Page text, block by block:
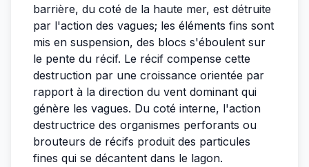
barrière, du coté de la haute mer, est détruite
par l'action des vagues; les éléments fins sont
mis en suspension, des blocs s'éboulent sur
le pente du récif. Le récif compense cette
destruction par une croissance orientée par
rapport à la direction du vent dominant qui
génère les vagues. Du coté interne, l'action
destructrice des organismes perforants ou
brouteurs de récifs produit des particules
fines qui se décantent dans le lagon.